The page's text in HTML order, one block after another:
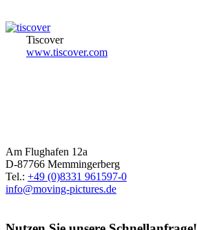
Tiscover
www.tiscover.com
Am Flughafen 12a
D-87766 Memmingerberg
Tel.: +49 (0)8331 961597-0
info@moving-pictures.de